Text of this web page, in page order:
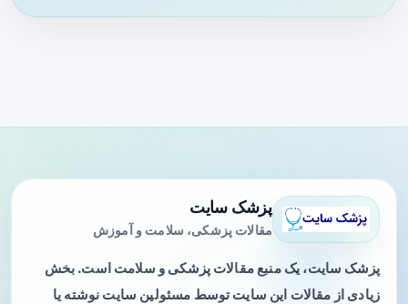
پزشک سایت
مقالات پزشکی، سلامت و آموزش
پزشک سایت، یک منبع مقالات پزشکی و سلامت است. بخش
زیادی از مقالات این سایت توسط مسئولین سایت نوشته یا